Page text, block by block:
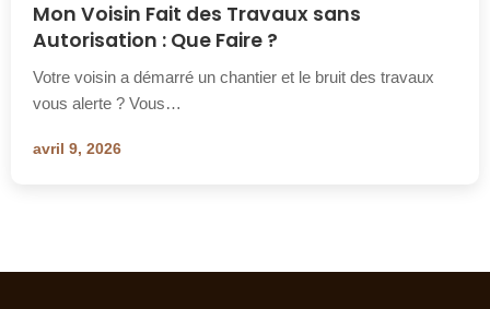
Mon Voisin Fait des Travaux sans
Autorisation : Que Faire ?
Votre voisin a démarré un chantier et le bruit des travaux
vous alerte ? Vous…
avril 9, 2026